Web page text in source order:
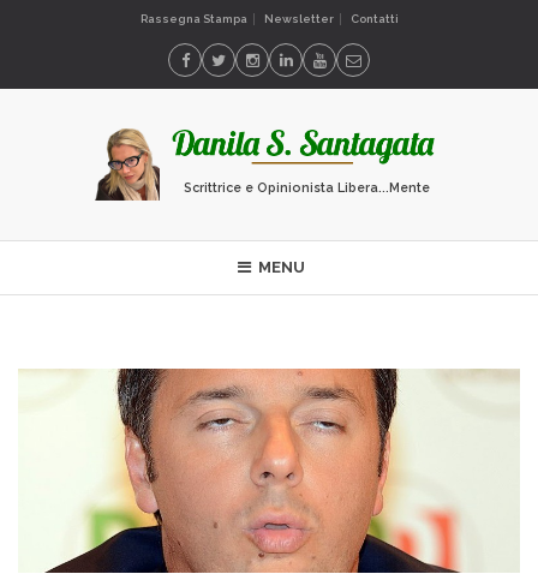
Rassegna Stampa Newsletter Contatti
Scrittrice e Opinionista Libera...Mente
MENU